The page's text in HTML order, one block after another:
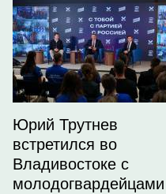
Юрий Трутнев
встретился во
Владивостоке с
молодогвардейцами